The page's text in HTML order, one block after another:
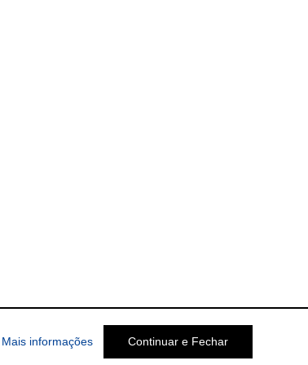
Mais informações Continuar e Fechar